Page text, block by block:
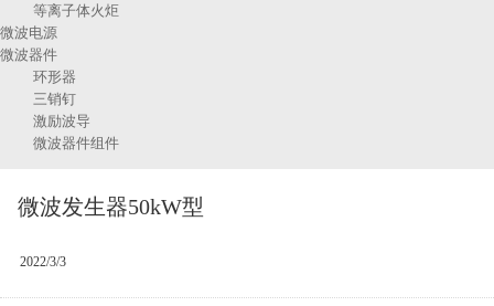
等离子体火炬
微波电源
微波器件
环形器
三销钉
激励波导
微波器件组件
微波发生器50kW型
2022/3/3